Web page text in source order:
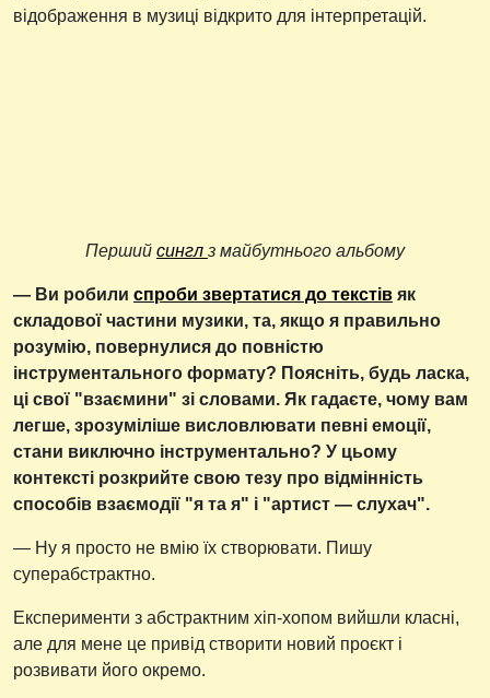
відображення в музиці відкрито для інтерпретацій.
Перший сингл з майбутнього альбому
— Ви робили спроби звертатися до текстів як
складової частини музики, та, якщо я правильно
розумію, повернулися до повністю
інструментального формату? Поясніть, будь ласка,
ці свої "взаємини" зі словами. Як гадаєте, чому вам
легше, зрозуміліше висловлювати певні емоції,
стани виключно інструментально? У цьому
контексті розкрийте свою тезу про відмінність
способів взаємодії "я та я" і "артист — слухач".
— Ну я просто не вмію їх створювати. Пишу
суперабстрактно.
Експерименти з абстрактним хіп-хопом вийшли класні,
але для мене це привід створити новий проєкт і
розвивати його окремо.